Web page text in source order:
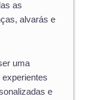
as
alvarás e
uma
e